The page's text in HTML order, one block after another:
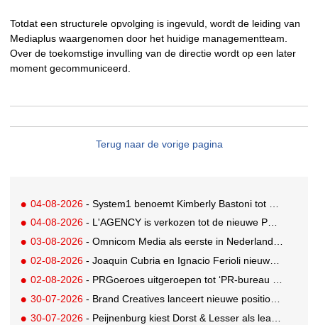
Totdat een structurele opvolging is ingevuld, wordt de leiding van
Mediaplus waargenomen door het huidige managementteam.
Over de toekomstige invulling van de directie wordt op een later
moment gecommuniceerd.
Terug naar de vorige pagina
04-08-2026 - System1 benoemt Kimberly Bastoni tot Gobal Chief Commercial Officer
04-08-2026 - L'AGENCY is verkozen tot de nieuwe PR-partner van KoRo
03-08-2026 - Omnicom Media als eerste in Nederland actief met advertenties in ChatGPT
02-08-2026 - Joaquin Cubria en Ignacio Ferioli nieuwe Global CCO’s GUT, Renata Neumann Global Head of Production
02-08-2026 - PRGoeroes uitgeroepen tot ‘PR-bureau van het jaar 2026’
30-07-2026 - Brand Creatives lanceert nieuwe positionering: Create to Celebrate
30-07-2026 - Peijnenburg kiest Dorst & Lesser als lead social agency